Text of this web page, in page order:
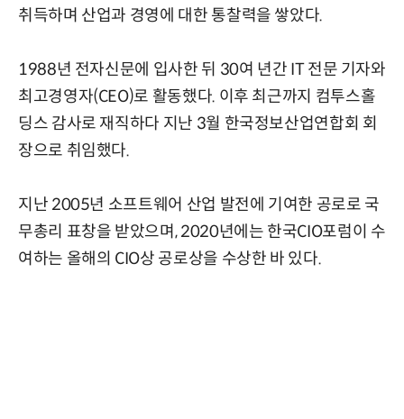
취득하며 산업과 경영에 대한 통찰력을 쌓았다.
1988년 전자신문에 입사한 뒤 30여 년간 IT 전문 기자와
최고경영자(CEO)로 활동했다. 이후 최근까지 컴투스홀
딩스 감사로 재직하다 지난 3월 한국정보산업연합회 회
장으로 취임했다.
지난 2005년 소프트웨어 산업 발전에 기여한 공로로 국
무총리 표창을 받았으며, 2020년에는 한국CIO포럼이 수
여하는 올해의 CIO상 공로상을 수상한 바 있다.